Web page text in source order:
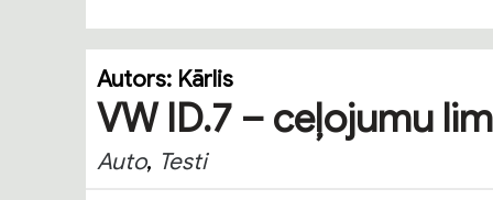
Autors: Kārlis
VW ID.7 – ceļojumu
Auto, Testi